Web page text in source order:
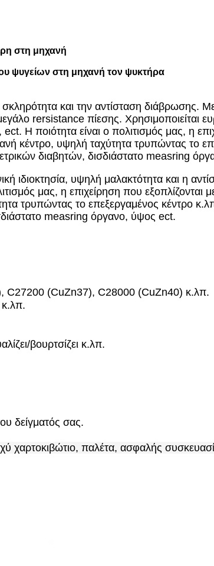
στη μηχανή
ψυγείων στη μηχανή τον ψυκτήρα
και την αντίσταση διάβρωσης.
rersistance πίεσης. Χρησιμοποιείται
Η ποιότητα είναι ο πολιτισμός μας, η
κέντρο, υψηλή ταχύτητα τρυπώντας το
διαβητών, δισδιάστατο measring
ιδιοκτησία, υψηλή μαλακτότητα και η
μας, η επιχείρηση που
τρυπώντας το επεξεργαμένος κέντρο
measring όργανο, ύψος ect.
C27200 (CuZn37), C28000 (CuZn40) κ.λπ.
βουρτσίζει κ.λπ.
δείγματός σας.
χαρτοκιβώτιο, παλέτα, ασφαλής